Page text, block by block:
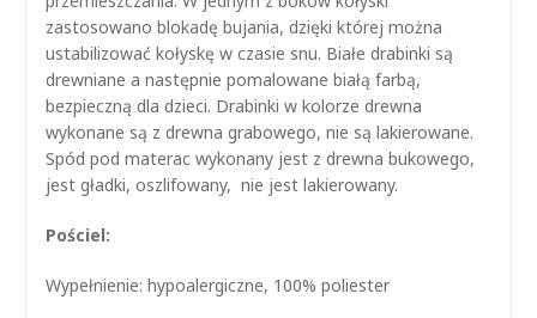
zastosowano blokadę bujania, dzięki której można
ustabilizować kołyskę w czasie snu. Białe drabinki są
drewniane a następnie pomalowane białą farbą,
bezpieczną dla dzieci. Drabinki w kolorze drewna
wykonane są z drewna grabowego, nie są lakierowane.
Spód pod materac wykonany jest z drewna bukowego,
jest gładki, oszlifowany, nie jest lakierowany.
Pościel:
Wypełnienie: hypoalergiczne, 100% poliester